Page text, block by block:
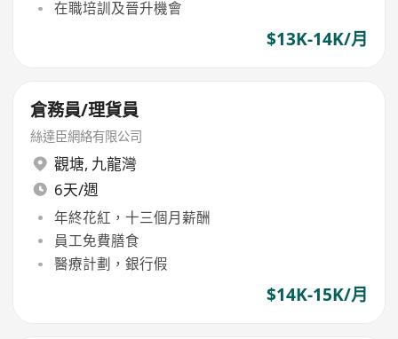
在職培訓及晉升機會
$13K-14K/月
倉務員/理貨員
絲達臣網絡有限公司
觀塘, 九龍灣
6天/週
年終花紅，十三個月薪酬
員工免費膳食
醫療計劃，銀行假
$14K-15K/月